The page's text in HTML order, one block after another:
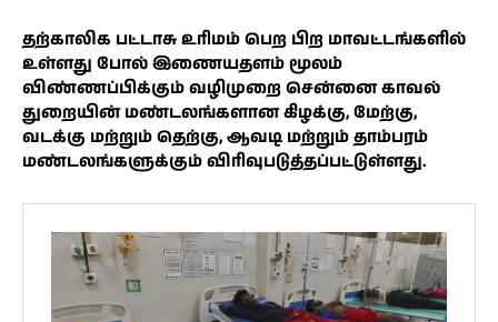
தற்காலிக பட்டாசு உரிமம் பெற பிற மாவட்டங்களில்
உள்ளது போல் இணையதளம் மூலம்
விண்ணப்பிக்கும் வழிமுறை சென்னை காவல்
துறையின் மண்டலங்களான கிழக்கு, மேற்கு,
வடக்கு மற்றும் தெற்கு, ஆவடி மற்றும் தாம்பரம்
மண்டலங்களுக்கும் விரிவுபடுத்தப்பட்டுள்ளது.